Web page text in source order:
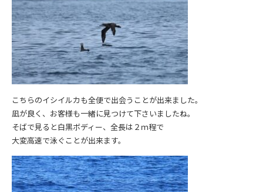
こちらのイシイルカも全便で出会うことが出来ました。
凪が良く、お客様も一緒に見つけて下さいましたね。
そばで見ると白黒ボディー、全長は２ｍ程で
大変高速で泳ぐことが出来ます。